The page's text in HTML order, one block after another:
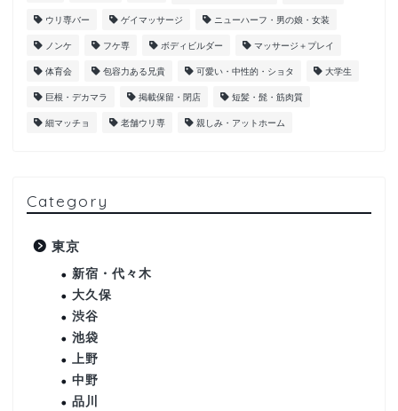
ウリ専バー ゲイマッサージ ニューハーフ・男の娘・女装
ノンケ フケ専 ボディビルダー マッサージ＋プレイ
体育会 包容力ある兄貴 可愛い・中性的・ショタ 大学生
巨根・デカマラ 掲載保留・閉店 短髪・髭・筋肉質
細マッチョ 老舗ウリ専 親しみ・アットホーム
Category
東京
新宿・代々木
大久保
渋谷
池袋
上野
中野
品川